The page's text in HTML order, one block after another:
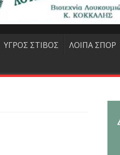
ΥΓΡΟΣ ΣΤΙΒΟΣ ΛΟΙΠΑ ΣΠΟΡ